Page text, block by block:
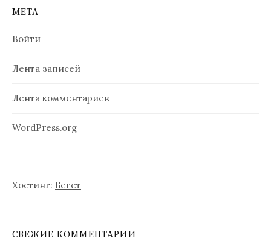
п
и
я
м
МЕТА
Войти
Лента записей
Лента комментариев
WordPress.org
Хостинг: Бегет
СВЕЖИЕ КОММЕНТАРИИ